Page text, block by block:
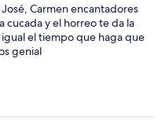
Carmen encantadores
cucada y el horreo te da la
el tiempo que haga que
genial